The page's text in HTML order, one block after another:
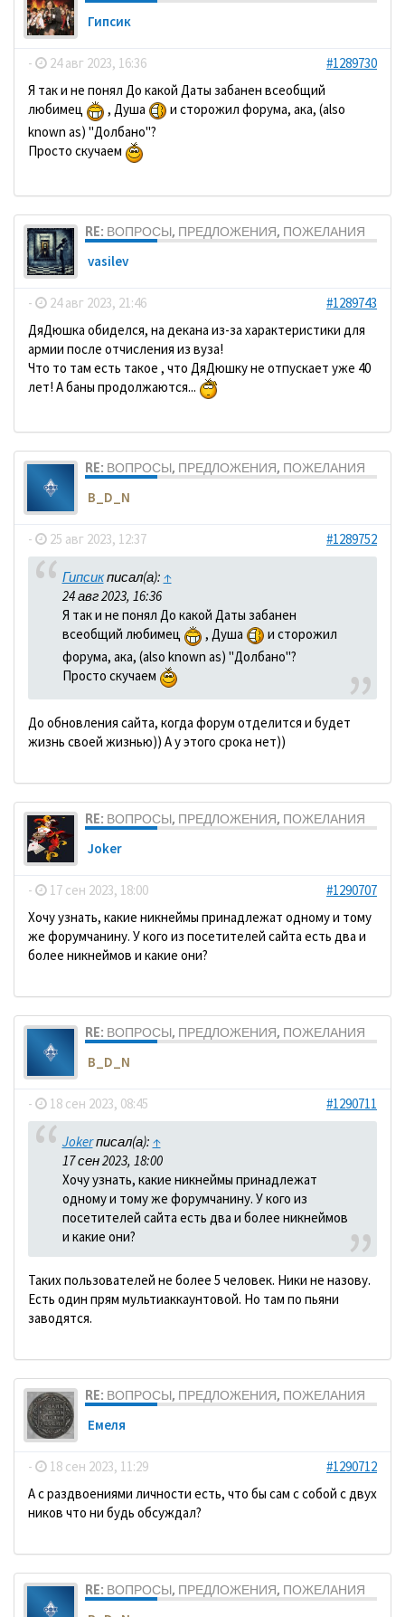
Гипсик
- 24 авг 2023, 16:36
#1289730
Я так и не понял До какой Даты забанен всеобщий
любимец
, Душа
и сторожил форума, ака, (also
known as) "Долбано"?
Просто скучаем
RE: ВОПРОСЫ, ПРЕДЛОЖЕНИЯ, ПОЖЕЛАНИЯ
vasilev
- 24 авг 2023, 21:46
#1289743
ДяДюшка обиделся, на декана из-за характеристики для
армии после отчисления из вуза!
Что то там есть такое , что ДяДюшку не отпускает уже 40
лет! А баны продолжаются...
RE: ВОПРОСЫ, ПРЕДЛОЖЕНИЯ, ПОЖЕЛАНИЯ
B_D_N
- 25 авг 2023, 12:37 #1289752
Гипсикписал(а): ↑
24 авг 2023, 16:36
Я так и не понял До какой Даты забанен
всеобщий любимец
, Душа
и сторожил
форума, ака, (also known as) "Долбано"?
Просто скучаем
До обновления сайта, когда форум отделится и будет
жизнь своей жизнью)) А у этого срока нет))
RE: ВОПРОСЫ, ПРЕДЛОЖЕНИЯ, ПОЖЕЛАНИЯ
Joker
- 17 сен 2023, 18:00
#1290707
Хочу узнать, какие никнеймы принадлежат одному и тому
же форумчанину. У кого из посетителей сайта есть два и
более никнеймов и какие они?
RE: ВОПРОСЫ, ПРЕДЛОЖЕНИЯ, ПОЖЕЛАНИЯ
B_D_N
- 18 сен 2023, 08:45 #1290711
Jokerписал(а): ↑
17 сен 2023, 18:00
Хочу узнать, какие никнеймы принадлежат
одному и тому же форумчанину. У кого из
посетителей сайта есть два и более никнеймов
и какие они?
Таких пользователей не более 5 человек. Ники не назову.
Есть один прям мультиаккаунтовой. Но там по пьяни
заводятся.
RE: ВОПРОСЫ, ПРЕДЛОЖЕНИЯ, ПОЖЕЛАНИЯ
Емеля
- 18 сен 2023, 11:29
#1290712
А с раздвоениями личности есть, что бы сам с собой с двух
ников что ни будь обсуждал?
RE: ВОПРОСЫ, ПРЕДЛОЖЕНИЯ, ПОЖЕЛАНИЯ